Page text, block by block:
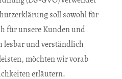
soll sowohl für
für unsere Kunden und
lesbar und verständlich
möchten wir vorab
erläutern.